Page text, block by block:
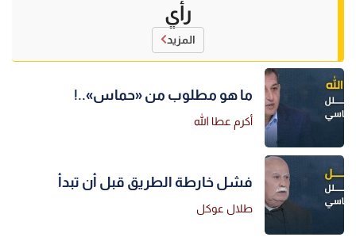
رأي
المزيد
ما هو مطلوب من «حماس»..!
أكرم عطا الله
فشل خارطة الطريق قبل أن تبدأ
طلال عوكل